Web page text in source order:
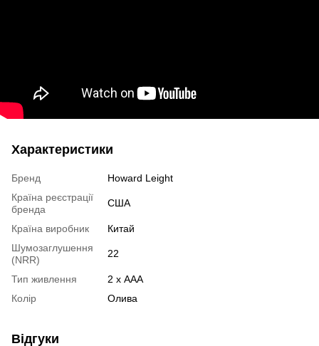
Характеристики
Бренд
Howard Leight
Країна реєстрації
бренда
США
Країна виробник
Китай
Шумозаглушення
(NRR)
22
Тип живлення
2 х AAA
Колір
Олива
Відгуки